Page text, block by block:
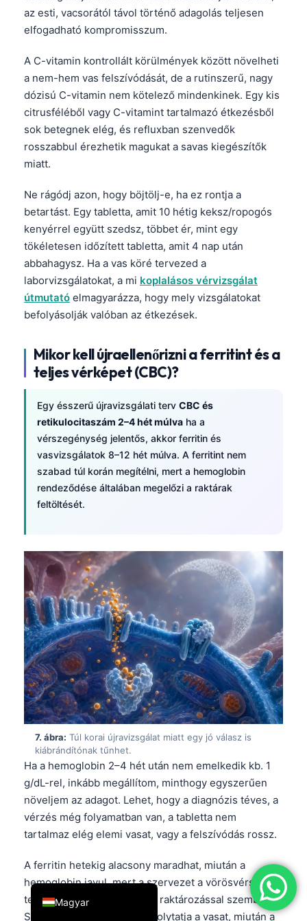
az esti, vacsorától távol történő adagolás teljesen
elfogadható kompromisszum.
A C-vitamin kontrollált körülmények között növelheti
a nem-hem vas felszívódását, de a rutinszerű, nagy
dózisú C-vitamin nem kötelező mindenkinek. Egy kis
citrusféléből vagy C-vitamint tartalmazó étkezésből
sok betegnek elég, és refluxban szenvedők
rosszabbul érezhetik magukat a savas kiegészítők
miatt.
Ne rágódj azon, hogy böjtölj-e, ha ez rontja a
betartást. Egy tabletta, amit 10 hétig keksz/ropogós
kenyérrel együtt szedsz, többet ér, mint egy
tökéletesen időzített tabletta, amit 4 nap után
abbahagysz. Ha a vas köré tervezed a
laborvizsgálatokat, a mi koplalásos vérvizsgálat
útmutató elmagyarázza, hogy mely vizsgálatokat
befolyásolják valóban az étkezések.
Mikor kell újraellenőrizni a ferritint és a
teljes vérképet (CBC)?
Egy ésszerű újravizsgálati terv CBC és
retikulocitaszám 2–4 hét múlva ha a
vérszegénység jelentős, akkor ferritin és
vasvizsgálatok 8–12 hét múlva. A ferritint nem
szabad túl korán megítélni, mert a hemoglobin
rendeződése általában megelőzi a raktárak
feltöltését.
7. ábra: Túl korai újravizsgálat miatt egy jó válasz is
kiábrándítónak tűnhet.
Ha a hemoglobin 2–4 hét után nem emelkedik kb. 1
g/dL-rel, inkább megállítom, minthogy egyszerűen
növeljem az adagot. Lehet, hogy a diagnózis téves, a
vérzés még folyamatban van, a tabletta nem
tartalmaz elég elemi vasat, vagy a felszívódás rossz.
A ferritin hetekig alacsony maradhat, miután a
hemoglobin javul, mert a szervezet a vörösvérsejt-
termelést előbbre helyezi a raktározással szemben.
Sok klinikus kb. 3 hónapig folytatja a vasat, miután a
Magyar
English
العربية
Français
עִבְרִית
Italiano
Español
Português
Ελληνικά
Türkçe
Română
简体中文
فارسی
Български
Dansk
Bahasa Indonesia
Հայերեն
Íslenska
Српски језик
Svenska
Bosanski
Azərbaycan dili
日本語
Čeština
ქართული
Русский
Lietuvių kalba
Polski
Slovenščina
Shqip
বাংলা
मराठी
தமிழ்